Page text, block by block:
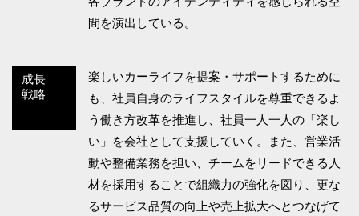
間を演出している。
成長
戦略
楽しいカーライフを提案・サポートするために
も、社員自身のライフスタイルを尊重できるよ
う働き方改革を推進し、社員一人一人の「楽し
い」を会社として支援していく。また、営業活
動や整備業務を担い、チームをリードできる人
材を採用することで組織力の強化を図り、更な
るサービス品質の向上や売上拡大へとつなげて